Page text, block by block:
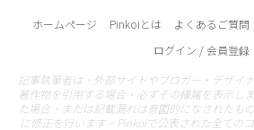
ホームページ Pinkoiとは よくあるご質問
ログイン / 会員登録
記事執筆者は、外部サイトやブロガー・デザイ
著作物を引用する場合、必ずその帰属を表示し
た場合、または記載漏れは意図的になされたも
に修正を行います。Pinkoiで公表された全ての